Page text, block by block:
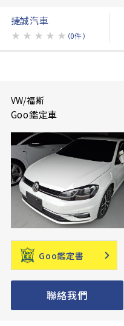
捷誠汽車
★ ★ ★ ★ ★ （0件）
VW/福斯
Goo鑑定車
Goo鑑定書
聯絡我們